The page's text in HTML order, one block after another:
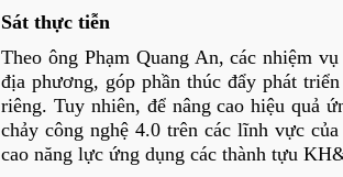
Sát thực tiễn
Theo ông Phạm Quang An, các nhiệm
địa phương, góp phần thúc đẩy phát
riêng. Tuy nhiên, để nâng cao hiệu quả
chảy công nghệ 4.0 trên các lĩnh vực
cao năng lực ứng dụng các thành tựu